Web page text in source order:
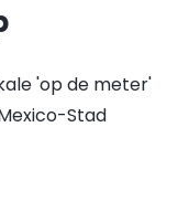
'op de meter'
Stad